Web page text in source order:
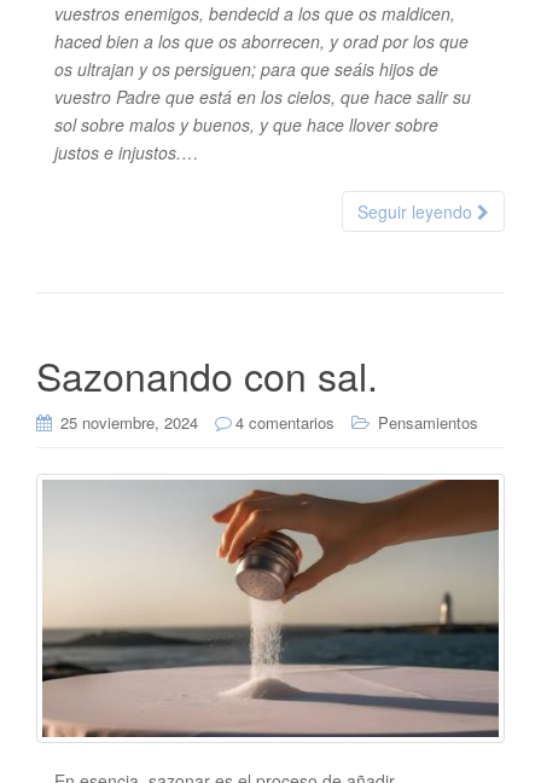
vuestros enemigos, bendecid a los que os maldicen,
haced bien a los que os aborrecen, y orad por los que
os ultrajan y os persiguen; para que seáis hijos de
vuestro Padre que está en los cielos, que hace salir su
sol sobre malos y buenos, y que hace llover sobre
justos e injustos.…
Seguir leyendo
Sazonando con sal.
25 noviembre, 2024 4 comentarios Pensamientos